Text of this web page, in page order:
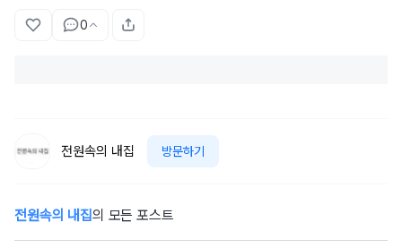
0
전원속의 내집 방문하기
전원속의 내집의 모든 포스트